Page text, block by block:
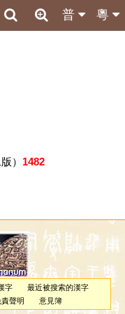
粵
普
） 1482
字
最近被搜索的漢字
責聲明 意見簿